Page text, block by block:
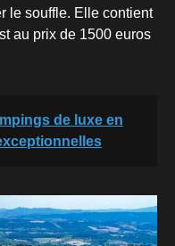
le souffle. Elle contient
au prix de 1500 euros
de luxe en